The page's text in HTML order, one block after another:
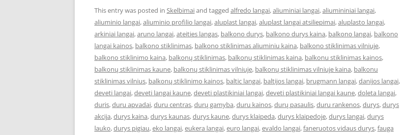
This entry was posted in Skelbimaiand tagged alfredo langai,aliuminiai langai,aliumininiai langai,
aliuminio langai,aliuminio profilio langai,aluplast langai,aluplast langai atsiliepimai,aluplasto langai,
arkiniai langai,aruno langai,ateities langas, balkono durys, balkono durys kaina, balkono langai, balkono
langai kainos, balkono stiklinimas, balkono stiklinimas aliuminiu kaina, balkono stiklinimas vilniuje,
balkono stiklinimo kaina, balkonų stiklinimas, balkonų stiklinimas kaina, balkonu stiklinimas kainos,
balkonų stiklinimas kaune, balkonų stiklinimas vilniuje, balkonų stiklinimas vilniuje kaina, balkonu
stiklinimas vilnius, balkonų stiklinimo kainos, baltic langai, baltijos langai, brugmann langai,danijos langai,
deveti langai,deveti langai kaune,deveti plastikiniai langai,deveti plastikiniai langai kaune,doleta langai,
duris,duru apvadai,duru centras,durų gamyba,duru kainos,durų pasaulis,duru rankenos,durys,durys
akcija,durys kaina,durys kaunas,durys kaune,durys klaipeda,durys klaipedoje,durys langai,durys
lauko,durys pigiau,eko langai,eukera langai,euro langai,evaldo langai,faneruotos vidaus durys,fauga